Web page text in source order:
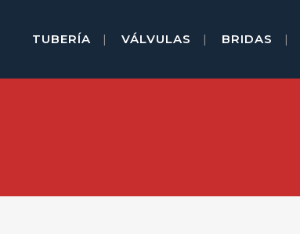
TUBERÍA VÁLVULAS BRIDAS